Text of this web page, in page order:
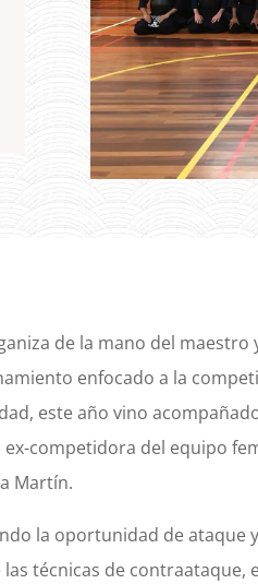
de la mano del
enfocado a la
este año vino
competidora del equipo
Martín.
la oportunidad de
técnicas de